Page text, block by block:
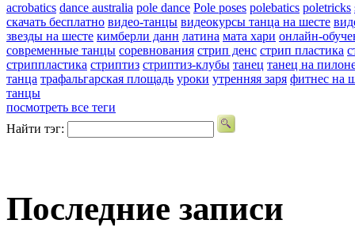
acrobatics dance australia pole dance Pole poses polebatics poletricks
скачать бесплатно видео-танцы видеокурсы танца на шесте
звезды на шесте кимберли данн латина мата хари онлайн-
современные танцы соревнования стрип денс стрип пластика
стриппластика стриптиз стриптиз-клубы танец танец на
танца трафальгарская площадь уроки утренняя заря фитнес на
танцы
посмотреть все теги
Найти тэг:
Последние записи